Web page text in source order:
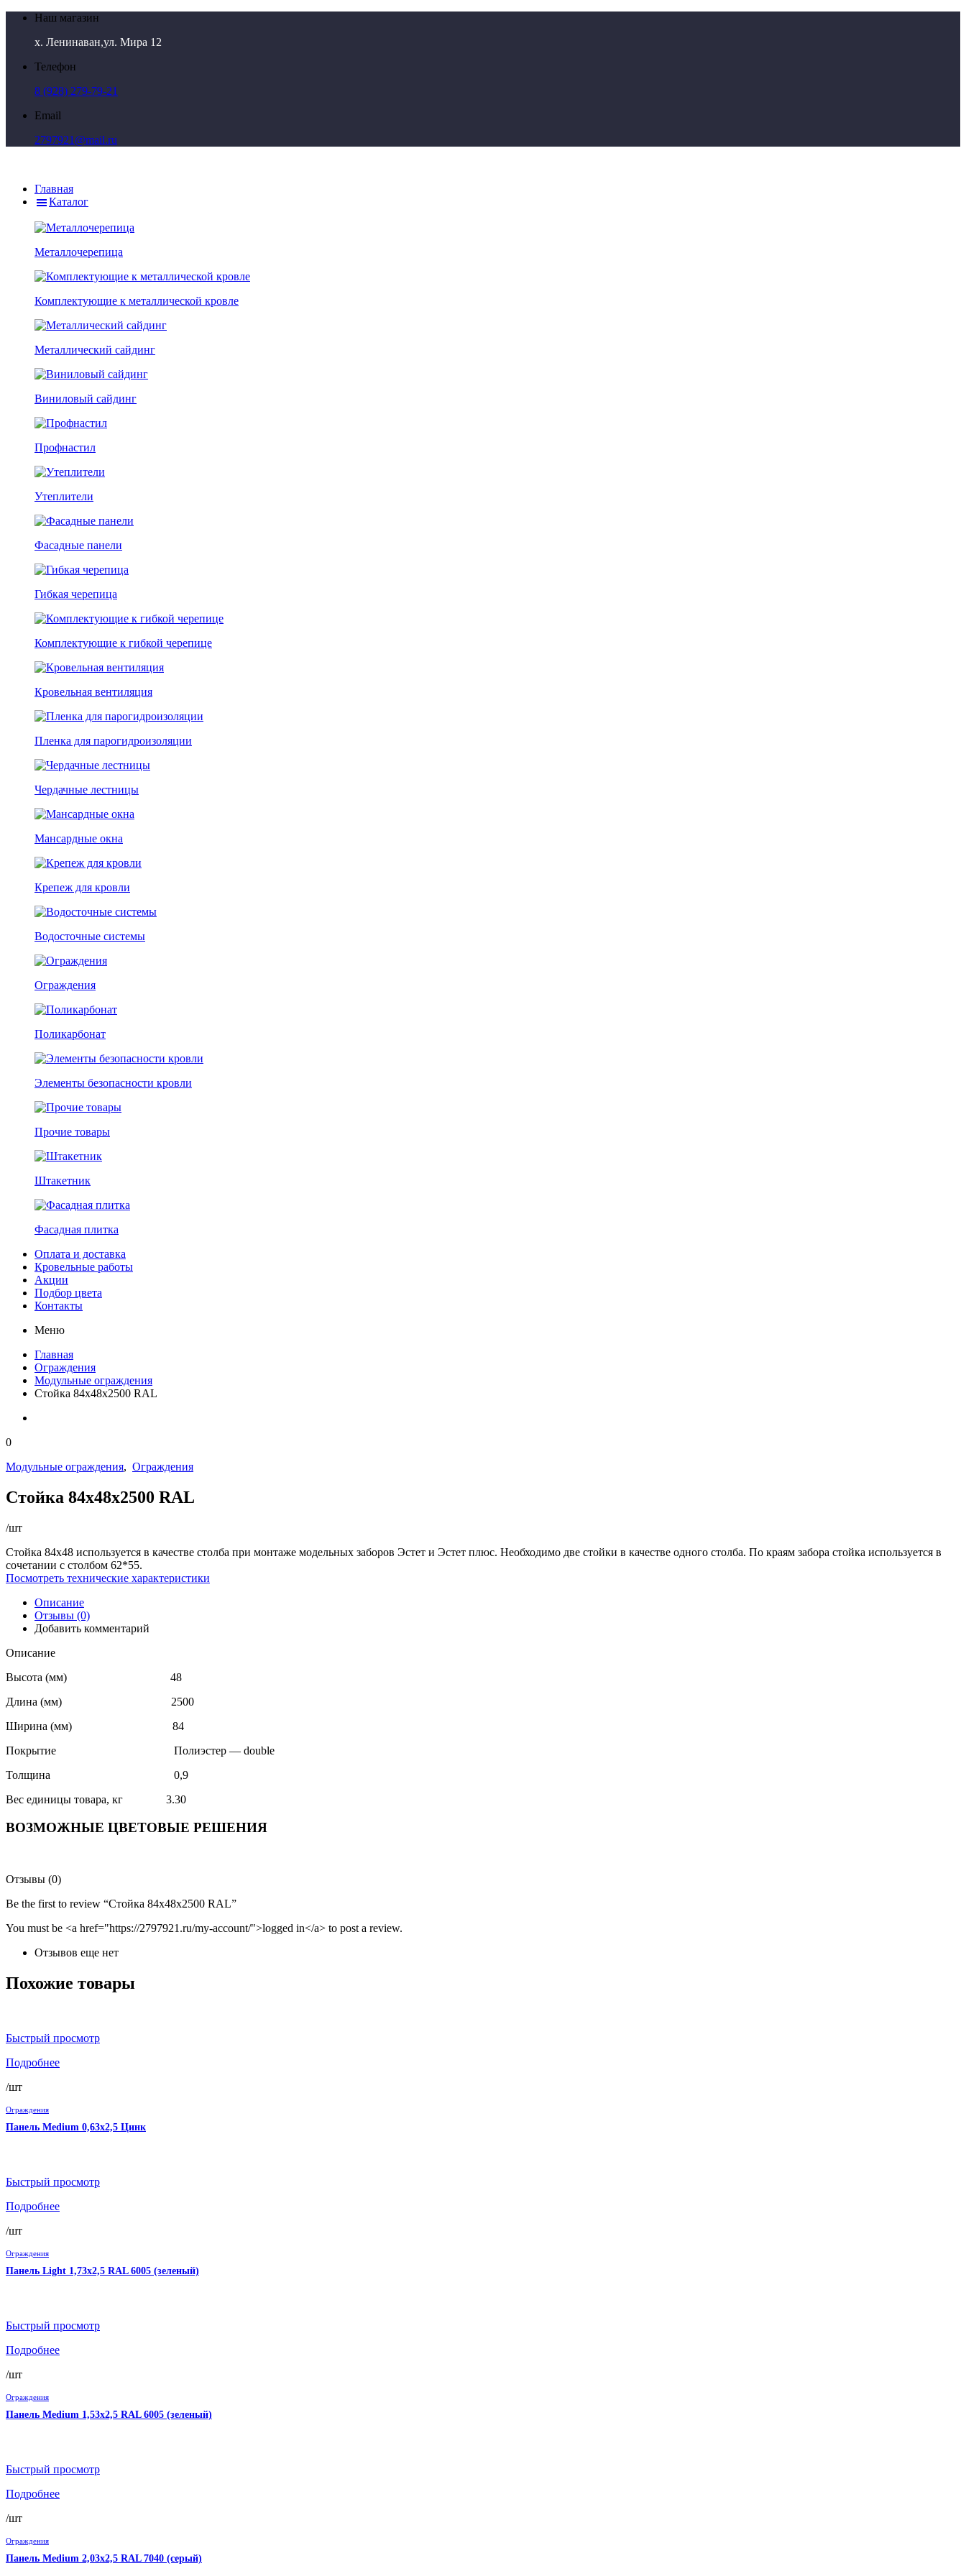
Наш магазин
х. Ленинаван,ул. Мира 12
Телефон
8 (928) 279-79-21
Email
2797921@mail.ru
Главная
Каталог
Металлочерепица
Комплектующие к металлической кровле
Металлический сайдинг
Виниловый сайдинг
Профнастил
Утеплители
Фасадные панели
Гибкая черепица
Комплектующие к гибкой черепице
Кровельная вентиляция
Пленка для парогидроизоляции
Чердачные лестницы
Мансардные окна
Крепеж для кровли
Водосточные системы
Ограждения
Поликарбонат
Элементы безопасности кровли
Прочие товары
Штакетник
Фасадная плитка
Оплата и доставка
Кровельные работы
Акции
Подбор цвета
Контакты
Меню
Главная
Ограждения
Модульные ограждения
Стойка 84х48х2500 RAL
0
Модульные ограждения, Ограждения
Стойка 84х48х2500 RAL
/шт
Стойка 84х48 используется в качестве столба при монтаже модельных заборов Эстет и Эстет плюс. Необходимо две стойки в качестве одного столба. По краям забора стойка используется в
сочетании с столбом 62*55.
Посмотреть технические характеристики
Описание
Отзывы (0)
Добавить комментарий
Описание
Высота (мм) 48
Длина (мм) 2500
Ширина (мм) 84
Покрытие Полиэстер — double
Толщина 0,9
Вес единицы товара, кг 3.30
ВОЗМОЖНЫЕ ЦВЕТОВЫЕ РЕШЕНИЯ
Отзывы (0)
Be the first to review “Стойка 84х48х2500 RAL”
You must be <a href="https://2797921.ru/my-account/">logged in</a> to post a review.
Отзывов еще нет
Похожие товары
Быстрый просмотр
Подробнее
/шт
Ограждения
Панель Medium 0,63х2,5 Цинк
Быстрый просмотр
Подробнее
/шт
Ограждения
Панель Light 1,73х2,5 RAL 6005 (зеленый)
Быстрый просмотр
Подробнее
/шт
Ограждения
Панель Medium 1,53х2,5 RAL 6005 (зеленый)
Быстрый просмотр
Подробнее
/шт
Ограждения
Панель Medium 2,03х2,5 RAL 7040 (серый)